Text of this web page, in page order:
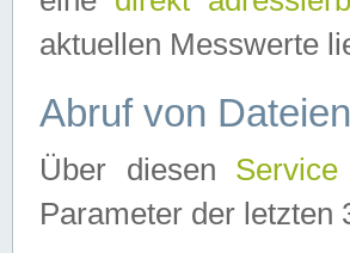
aktuellen Messwerte
Abruf von Dateien
Über diesen Service
Parameter der letzten